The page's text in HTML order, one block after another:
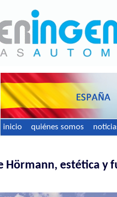
inicio quiénes somos
Hörmann, estética y